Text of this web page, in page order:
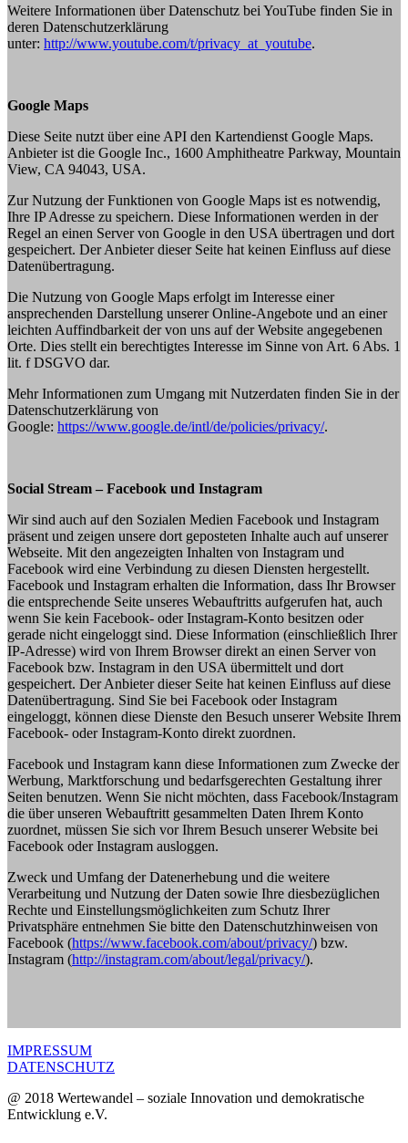
Weitere Informationen über Datenschutz bei YouTube finden Sie in
deren Datenschutzerklärung
unter: http://www.youtube.com/t/privacy_at_youtube.
Google Maps
Diese Seite nutzt über eine API den Kartendienst Google Maps.
Anbieter ist die Google Inc., 1600 Amphitheatre Parkway, Mountain
View, CA 94043, USA.
Zur Nutzung der Funktionen von Google Maps ist es notwendig,
Ihre IP Adresse zu speichern. Diese Informationen werden in der
Regel an einen Server von Google in den USA übertragen und dort
gespeichert. Der Anbieter dieser Seite hat keinen Einfluss auf diese
Datenübertragung.
Die Nutzung von Google Maps erfolgt im Interesse einer
ansprechenden Darstellung unserer Online-Angebote und an einer
leichten Auffindbarkeit der von uns auf der Website angegebenen
Orte. Dies stellt ein berechtigtes Interesse im Sinne von Art. 6 Abs. 1
lit. f DSGVO dar.
Mehr Informationen zum Umgang mit Nutzerdaten finden Sie in der
Datenschutzerklärung von
Google: https://www.google.de/intl/de/policies/privacy/.
Social Stream – Facebook und Instagram
Wir sind auch auf den Sozialen Medien Facebook und Instagram
präsent und zeigen unsere dort geposteten Inhalte auch auf unserer
Webseite. Mit den angezeigten Inhalten von Instagram und
Facebook wird eine Verbindung zu diesen Diensten hergestellt.
Facebook und Instagram erhalten die Information, dass Ihr Browser
die entsprechende Seite unseres Webauftritts aufgerufen hat, auch
wenn Sie kein Facebook- oder Instagram-Konto besitzen oder
gerade nicht eingeloggt sind. Diese Information (einschließlich Ihrer
IP-Adresse) wird von Ihrem Browser direkt an einen Server von
Facebook bzw. Instagram in den USA übermittelt und dort
gespeichert. Der Anbieter dieser Seite hat keinen Einfluss auf diese
Datenübertragung. Sind Sie bei Facebook oder Instagram
eingeloggt, können diese Dienste den Besuch unserer Website Ihrem
Facebook- oder Instagram-Konto direkt zuordnen.
Facebook und Instagram kann diese Informationen zum Zwecke der
Werbung, Marktforschung und bedarfsgerechten Gestaltung ihrer
Seiten benutzen. Wenn Sie nicht möchten, dass Facebook/Instagram
die über unseren Webauftritt gesammelten Daten Ihrem Konto
zuordnet, müssen Sie sich vor Ihrem Besuch unserer Website bei
Facebook oder Instagram ausloggen.
Zweck und Umfang der Datenerhebung und die weitere
Verarbeitung und Nutzung der Daten sowie Ihre diesbezüglichen
Rechte und Einstellungsmöglichkeiten zum Schutz Ihrer
Privatsphäre entnehmen Sie bitte den Datenschutzhinweisen von
Facebook (https://www.facebook.com/about/privacy/) bzw.
Instagram (http://instagram.com/about/legal/privacy/).
IMPRESSUM
DATENSCHUTZ
@ 2018 Wertewandel – soziale Innovation und demokratische
Entwicklung e.V.